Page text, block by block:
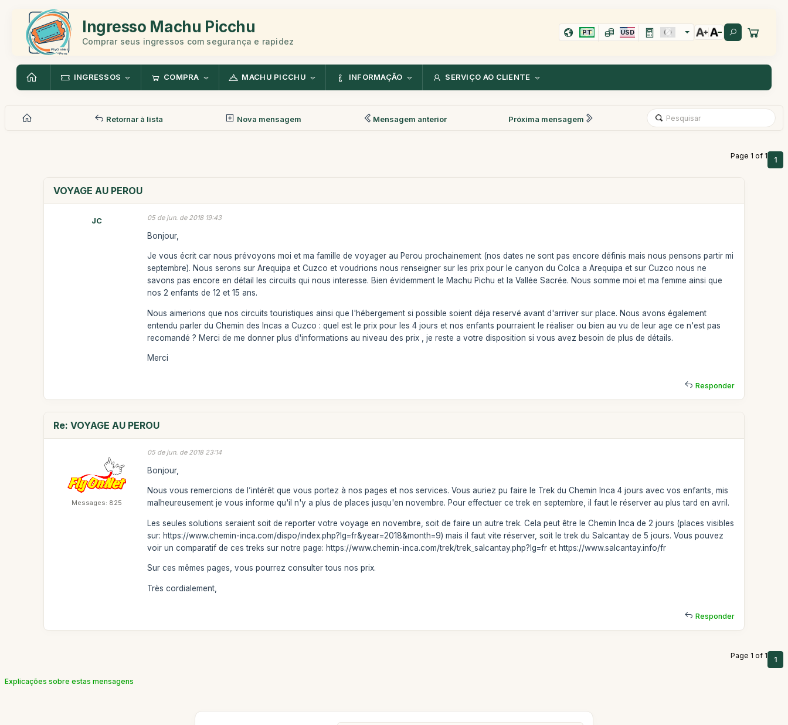
Ingresso Machu Picchu
Comprar seus ingressos com segurança e rapidez
PT USD
INGRESSOS COMPRA MACHU PICCHU INFORMAÇÃO SERVIÇO AO CLIENTE
Retornar à lista Nova mensagem Mensagem anterior Próxima mensagem
Page 1 of 1 1
VOYAGE AU PEROU
JC 05 de jun. de 2018 19:43
Bonjour,
Je vous écrit car nous prévoyons moi et ma famille de voyager au Perou prochainement (nos dates ne sont pas encore définis mais nous pensons partir mi
septembre). Nous serons sur Arequipa et Cuzco et voudrions nous renseigner sur les prix pour le canyon du Colca a Arequipa et sur Cuzco nous ne
savons pas encore en détail les circuits qui nous interesse. Bien évidemment le Machu Pichu et la Vallée Sacrée. Nous somme moi et ma femme ainsi que
nos 2 enfants de 12 et 15 ans.
Nous aimerions que nos circuits touristiques ainsi que l'hébergement si possible soient déja reservé avant d'arriver sur place. Nous avons également
entendu parler du Chemin des Incas a Cuzco : quel est le prix pour les 4 jours et nos enfants pourraient le réaliser ou bien au vu de leur age ce n'est pas
recomandé ? Merci de me donner plus d'informations au niveau des prix , je reste a votre disposition si vous avez besoin de plus de détails.
Merci
Responder
Re: VOYAGE AU PEROU
Messages: 825
05 de jun. de 2018 23:14
Bonjour,
Nous vous remercions de l’intérêt que vous portez à nos pages et nos services. Vous auriez pu faire le Trek du Chemin Inca 4 jours avec vos enfants, mis
malheureusement je vous informe qu'il n'y a plus de places jusqu'en novembre. Pour effectuer ce trek en septembre, il faut le réserver au plus tard en avril.
Les seules solutions seraient soit de reporter votre voyage en novembre, soit de faire un autre trek. Cela peut être le Chemin Inca de 2 jours (places visibles
sur: https://www.chemin-inca.com/dispo/index.php?lg=fr&year=2018&month=9) mais il faut vite réserver, soit le trek du Salcantay de 5 jours. Vous pouvez
voir un comparatif de ces treks sur notre page: https://www.chemin-inca.com/trek/trek_salcantay.php?lg=fr et https://www.salcantay.info/fr
Sur ces mêmes pages, vous pourrez consulter tous nos prix.
Très cordialement,
Responder
Page 1 of 1 1
Explicações sobre estas mensagens